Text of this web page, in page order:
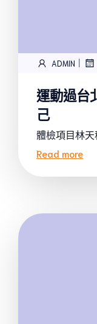
ADMIN |
運動過台
己
體檢項目林
Read more